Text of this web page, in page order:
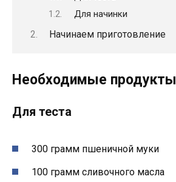
Для начинки
Начинаем приготовление
Необходимые продукты
Для теста
300 грамм пшеничной муки
100 грамм сливочного масла